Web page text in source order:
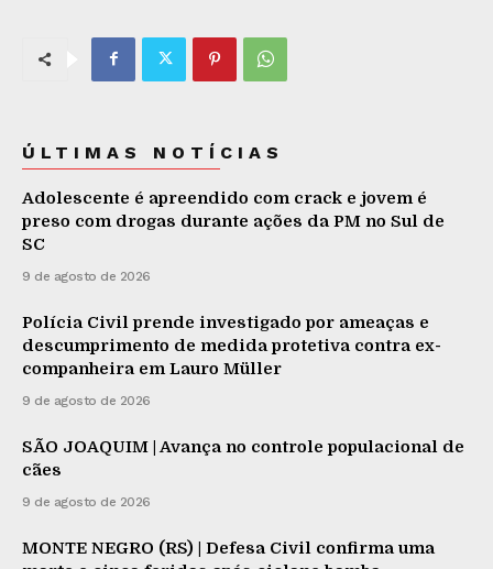
ÚLTIMAS NOTÍCIAS
Adolescente é apreendido com crack e jovem é
preso com drogas durante ações da PM no Sul de
SC
9 de agosto de 2026
Polícia Civil prende investigado por ameaças e
descumprimento de medida protetiva contra ex-
companheira em Lauro Müller
9 de agosto de 2026
SÃO JOAQUIM | Avança no controle populacional de
cães
9 de agosto de 2026
MONTE NEGRO (RS) | Defesa Civil confirma uma